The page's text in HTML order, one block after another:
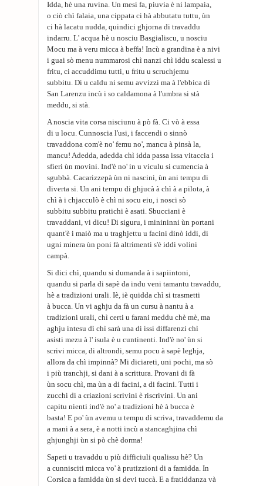
Idda, hè una ruvina. Un mesi fa, piuvia è ni lampaia,
o ciò chì falaia, una cippata ci hà abbutatu tuttu, ùn
ci hà lacatu nudda, quindici ghjorna di travaddu
indarru. L' acqua hè u nosciu Basgialiscu, u nosciu
Mocu ma à veru micca à beffa! Incù a grandina è a nivi
i guai sò menu nummarosi chì nanzi chì iddu scalessi u
fritu, ci accuddimu tutti, u fritu u scruchjemu
subbitu. Di u caldu ni semu avvizzi ma à l'ebbica di
San Larenzu incù i so caldamona à l'umbra si stà
meddu, si stà.
A noscia vita corsa nisciunu à pò fà. Ci vò à essa
di u locu. Cunnoscia l'usi, i faccendi o sinnò
travaddona com'è no' femu no', mancu à pinsà la,
mancu! Adedda, adedda chì idda passa issa vitaccia i
sfieri ùn movini. Ind'è no' in u viculu si cumencia à
sgubbà. Cacarizzepà ùn ni nascini, ùn ani tempu di
diverta si. Un ani tempu di ghjucà à chì à a pilota, à
chì à i chjacculò è chì ni socu eiu, i nosci sò
subbitu subbitu pratichi è asati. Sbucciani è
travaddani, vi dicu! Di siguru, i minininni ùn portani
quant'è i maiò ma u traghjettu u facini dinò iddi, di
ugni minera ùn poni fà altrimenti s'è iddi volini
campà.
Si dici chì, quandu si dumanda à i sapiintoni,
quandu si parla di sapè da indu veni tamantu travaddu,
hè a tradizioni urali. Iè, iè quidda chì si trasmetti
à bucca. Un vi aghju da fà un cursu à nantu à a
tradizioni urali, chì certi u farani meddu chè mè, ma
aghju intesu dì chì sarà una di issi diffarenzi chì
asisti mezu à l' isula è u cuntinenti. Ind'è no' ùn si
scrivi micca, di altrondi, semu pocu à sapè leghja,
allora da chì impinnà? Mi diciareti, uni pochi, ma sò
i più tranchji, si dani à a scrittura. Provani di fà
ùn socu chì, ma ùn a di facini, a di facini. Tutti i
zucchi di a criazioni scrivini è riscrivini. Un ani
capitu nienti ind'è no' a tradizioni hè à bucca è
basta! E po' ùn avemu u tempu di scriva, travaddemu da
a mani à a sera, è a notti incù a stancaghjina chì
ghjunghji ùn si pò chè dorma!
Sapeti u travaddu u più difficiuli qualissu hè? Un
a cunnisciti micca vo' à prutizzioni di a famidda. In
Corsica a famidda ùn si devi tuccà. E a fratiddanza và